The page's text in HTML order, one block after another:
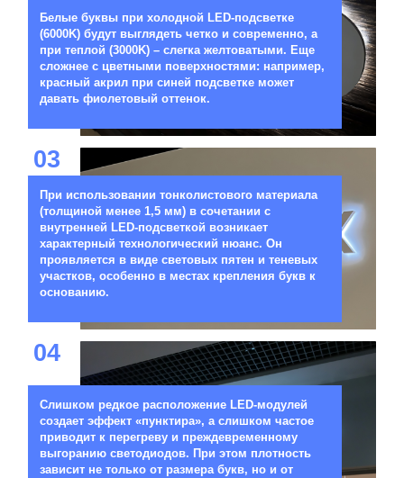
Белые буквы при холодной LED-подсветке
(6000K) будут выглядеть четко и современно, а
при теплой (3000K) – слегка желтоватыми. Еще
сложнее с цветными поверхностями: например,
красный акрил при синей подсветке может
давать фиолетовый оттенок.
03
При использовании тонколистового материала
(толщиной менее 1,5 мм) в сочетании с
внутренней LED-подсветкой возникает
характерный технологический нюанс. Он
проявляется в виде световых пятен и теневых
участков, особенно в местах крепления букв к
основанию.
04
Слишком редкое расположение LED-модулей
создает эффект «пунктира», а слишком частое
приводит к перегреву и преждевременному
выгоранию светодиодов. При этом плотность
зависит не только от размера букв, но и от